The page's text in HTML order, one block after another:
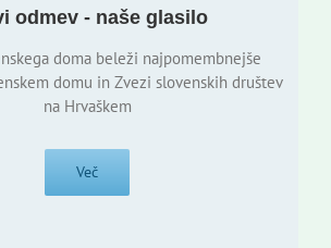
odmev - naše glasilo
doma beleži najpomembnejše
domu in Zvezi slovenskih društev
na Hrvaškem
Več